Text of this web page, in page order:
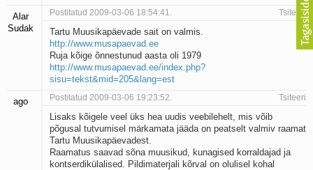
Perekondlik
Kassimäng
Läänemere lained
Üle müüri
Kaks pihtimust
Ahtumine
Braueri lint
Alar
Sudak
Postitatud 2009-03-06 18:54:41. Tsiteeri
Tartu Muusikapäevade sait on valmis.
http://www.musapaevad.ee
Ruja kõige õnnestunud aasta oli 1979
http://www.musapaevad.ee/index.php?
sisu=tekst&mid=205&lang=est
ago Postitatud 2009-03-06 19:23:52. Tsiteeri
Lisaks kõigele veel üks hea uudis veebilehelt, mis võib
põgusal tutvumisel märkamata jääda on peatselt valmiv raamat
Tartu Muusikapäevadest.
Raamatus saavad sõna muusikud, kunagised korraldajad ja
kontserdikülalised. Pildimaterjali kõrval on olulisel kohal